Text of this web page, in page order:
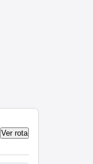
Ver rota